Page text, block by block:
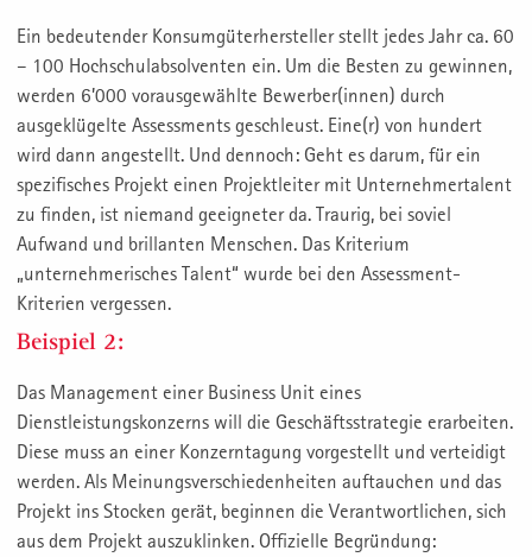
Ein bedeutender Konsumgüterhersteller stellt jedes Jahr ca. 60
– 100 Hochschulabsolventen ein. Um die Besten zu gewinnen,
werden 6’000 vorausgewählte Bewerber(innen) durch
ausgeklügelte Assessments geschleust. Eine(r) von hundert
wird dann angestellt. Und dennoch: Geht es darum, für ein
spezifisches Projekt einen Projektleiter mit Unternehmertalent
zu finden, ist niemand geeigneter da. Traurig, bei soviel
Aufwand und brillanten Menschen. Das Kriterium
„unternehmerisches Talent“ wurde bei den Assessment-
Kriterien vergessen.
Beispiel 2:
Das Management einer Business Unit eines
Dienstleistungskonzerns will die Geschäftsstrategie erarbeiten.
Diese muss an einer Konzerntagung vorgestellt und verteidigt
werden. Als Meinungsverschiedenheiten auftauchen und das
Projekt ins Stocken gerät, beginnen die Verantwortlichen, sich
aus dem Projekt auszuklinken. Offizielle Begründung: